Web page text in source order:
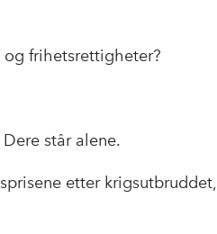
frihetsrettigheter?
står alene.
etter krigsutbruddet,